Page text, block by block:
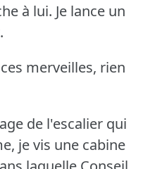
à lui. Je lance un
merveilles, rien
de l'escalier qui
je vis une cabine